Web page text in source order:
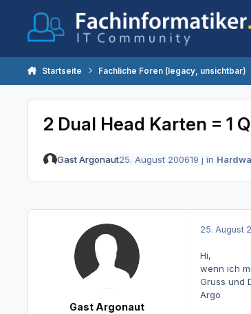
Startseite Fachliche Foren (legacy, unsichtbar)
2 Dual Head Karten = 1
Gast Argonaut25. August 200619 j in
Gast Argonaut
25. August
Hi,
wenn ich
Gruss und
Argo